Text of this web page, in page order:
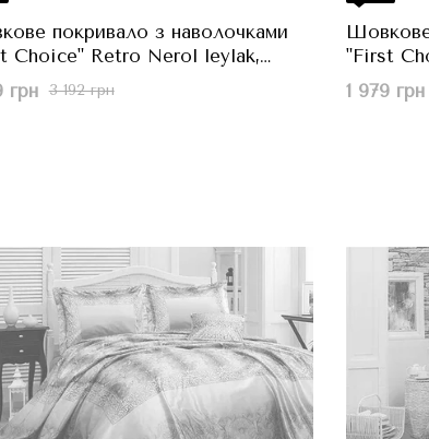
покривало з наволочками
Choice" Retro Nerol leylak,
240x260 см
3 192 грн
грн
"First
Кавовий,
1 979 грн